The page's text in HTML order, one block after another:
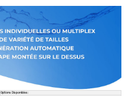
Options Disponibles: